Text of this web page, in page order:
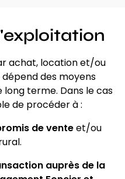
achat, location et/ou
des moyens
terme. Dans le cas
de procéder à :
de venteet/ou
.
auprès de la